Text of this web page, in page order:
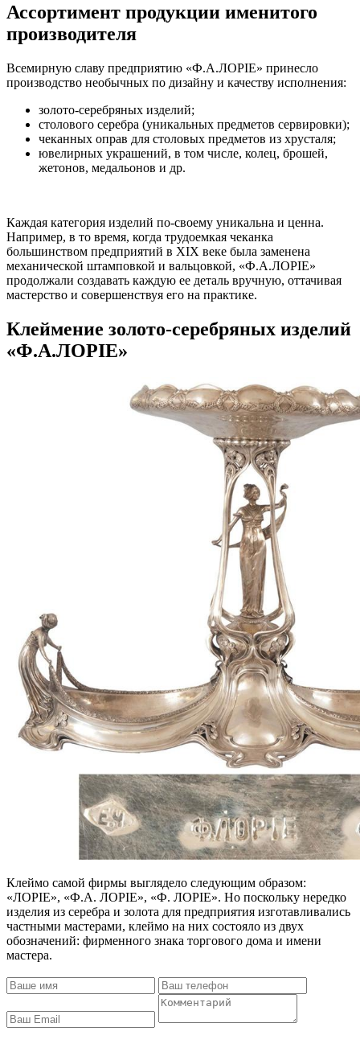
Ассортимент продукции именитого
производителя
Всемирную славу предприятию «Ф.А.ЛОРIЕ» принесло
производство необычных по дизайну и качеству исполнения:
золото-серебряных изделий;
столового серебра (уникальных предметов сервировки);
чеканных оправ для столовых предметов из хрусталя;
ювелирных украшений, в том числе, колец, брошей,
жетонов, медальонов и др.
Каждая категория изделий по-своему уникальна и ценна.
Например, в то время, когда трудоемкая чеканка
большинством предприятий в XIX веке была заменена
механической штамповкой и вальцовкой, «Ф.А.ЛОРIЕ»
продолжали создавать каждую ее деталь вручную, оттачивая
мастерство и совершенствуя его на практике.
Клеймение золото-серебряных изделий
«Ф.А.ЛОРIЕ»
Клеймо самой фирмы выглядело следующим образом:
«ЛОРIЕ», «Ф.А. ЛОРIЕ», «Ф. ЛОРIЕ». Но поскольку нередко
изделия из серебра и золота для предприятия изготавливались
частными мастерами, клеймо на них состояло из двух
обозначений: фирменного знака торгового дома и имени
мастера.